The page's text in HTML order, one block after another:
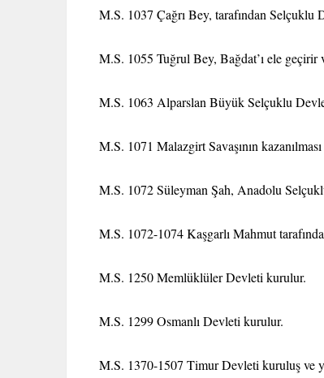
M.S. 1037 Çağrı Bey, tarafından Selçuklu
M.S. 1055 Tuğrul Bey, Bağdat’ı ele
M.S. 1063 Alparslan Büyük Selçuklu
M.S. 1071 Malazgirt Savaşının
M.S. 1072 Süleyman Şah, Anadolu
M.S. 1072-1074 Kaşgarlı Mahmut
M.S. 1250 Memlüklüler Devleti kurulur.
M.S. 1299 Osmanlı Devleti kurulur.
M.S. 1370-1507 Timur Devleti kuruluş ve